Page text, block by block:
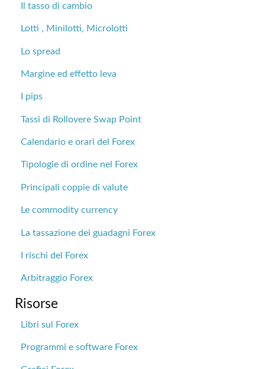
Il tasso di cambio
Lotti , Minilotti, Microlotti
Lo spread
Margine ed effetto leva
I pips
Tassi di Rollovere Swap Point
Calendario e orari del Forex
Tipologie di ordine nel Forex
Principali coppie di valute
Le commodity currency
La tassazione dei guadagni Forex
I rischi del Forex
Arbitraggio Forex
Risorse
Libri sul Forex
Programmi e software Forex